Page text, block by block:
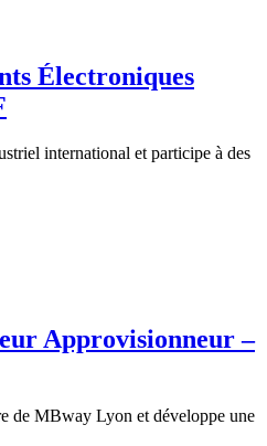
Électroniques
international et participe à des
Approvisionneur –
de MBway Lyon et développe une